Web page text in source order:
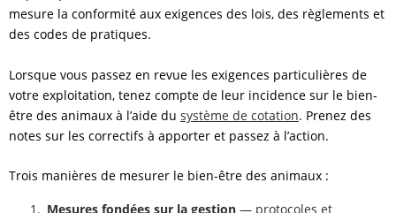
mesure la conformité aux exigences des lois, des règlements et
des codes de pratiques.
Lorsque vous passez en revue les exigences particulières de
votre exploitation, tenez compte de leur incidence sur le bien-
être des animaux à l’aide du système de cotation. Prenez des
notes sur les correctifs à apporter et passez à l’action.
Trois manières de mesurer le bien-être des animaux :
Mesures fondées sur la gestion — protocoles et